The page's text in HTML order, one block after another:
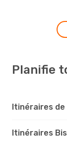
Planifie
Itinéraires de
Itinéraires Bis